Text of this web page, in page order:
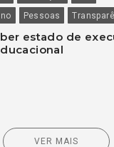
Pessoas
estado de
VER MAIS